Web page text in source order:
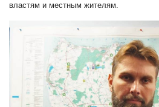
властям и местным жителям.